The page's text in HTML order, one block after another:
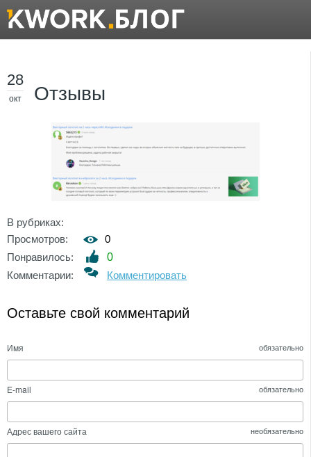
28
окт Отзывы
В рубриках:
Просмотров:
0
Понравилось:
0
Комментарии:
Комментировать
Оставьте свой комментарий
Имя обязательно
E-mail обязательно
Адрес вашего сайта необязательно